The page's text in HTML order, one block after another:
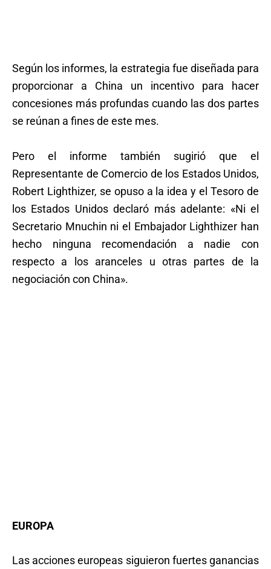
Según los informes, la estrategia fue diseñada para
proporcionar a China un incentivo para hacer
concesiones más profundas cuando las dos partes
se reúnan a fines de este mes.
Pero el informe también sugirió que el
Representante de Comercio de los Estados Unidos,
Robert Lighthizer, se opuso a la idea y el Tesoro de
los Estados Unidos declaró más adelante: «Ni el
Secretario Mnuchin ni el Embajador Lighthizer han
hecho ninguna recomendación a nadie con
respecto a los aranceles u otras partes de la
negociación con China».
EUROPA
Las acciones europeas siguieron fuertes ganancias